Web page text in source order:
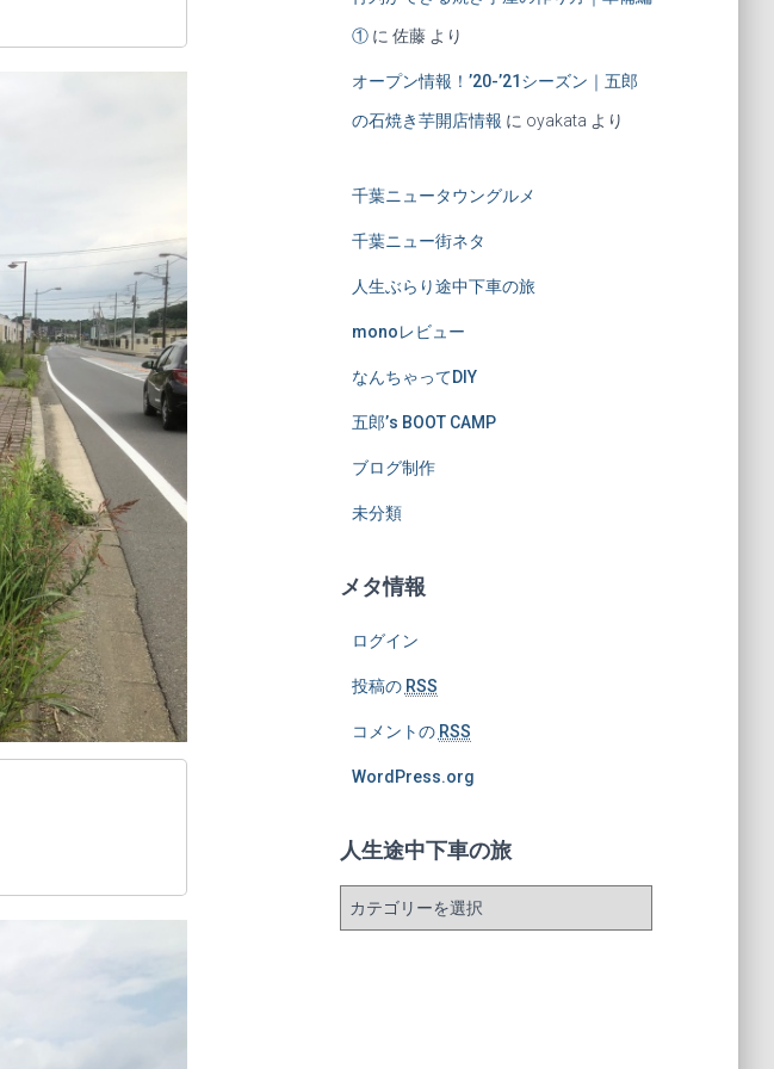
①に 佐藤より
オープン情報！’20-’21シーズン｜五郎
の石焼き芋開店情報 に oyakata より
千葉ニュータウングルメ
千葉ニュー街ネタ
人生ぶらり途中下車の旅
monoレビュー
なんちゃってDIY
五郎’s BOOT CAMP
ブログ制作
未分類
メタ情報
ログイン
投稿の RSS
コメントの RSS
WordPress.org
人生途中下車の旅